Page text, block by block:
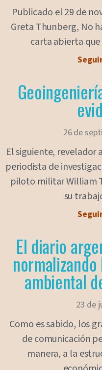
Publicado el 29 de
Greta Thunberg, No
carta abierta
26 de
El siguiente,
periodista de
piloto militar William
su
El diario
ambiental
23 de
Como es sabido, los
de comunicación
manera, a la